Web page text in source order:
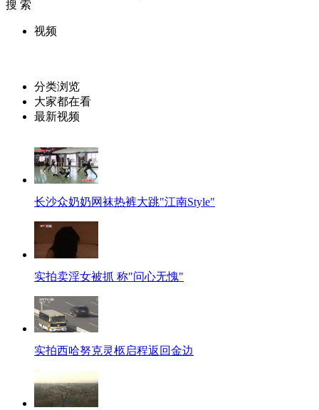
搜 索
视频
分类浏览
大家都在看
最新视频
长沙众奶奶网袜热裤大跳"江南Style"
实拍卖淫女被抓 称"问心无愧"
实拍西哈努克灵柩启程返回金边